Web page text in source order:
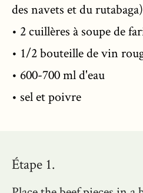
des navets et du rutabaga)
• 2 cuillères à soupe de
• 1/2 bouteille de vin
• 600-700 ml d'eau
• sel et poivre
Étape 1.